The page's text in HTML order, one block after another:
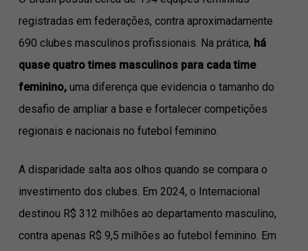
registradas em federações, contra aproximadamente
690 clubes masculinos profissionais. Na prática, há
quase quatro times masculinos para cada time
feminino,uma diferença que evidencia o tamanho do
desafio de ampliar a base e fortalecer competições
regionais e nacionais no futebol feminino.
A disparidade salta aos olhos quando se compara o
investimento dos clubes. Em 2024, o Internacional
destinou R$ 312 milhões ao departamento masculino,
contra apenas R$ 9,5 milhões ao futebol feminino. Em